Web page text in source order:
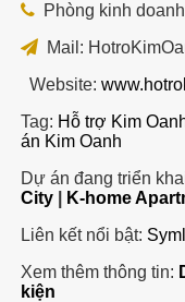
Phòng kinh
Mail:
Website:
Tag: Hỗ trợ Kim
án Kim Oanh
Dự án đang triển
City|
K-home
Liên kết nổi bật:
Xem thêm thông tin:
kiện